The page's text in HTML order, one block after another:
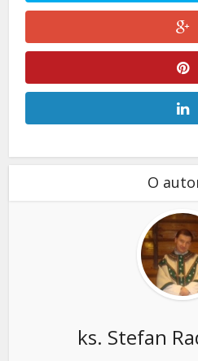
O
ks. Stefan